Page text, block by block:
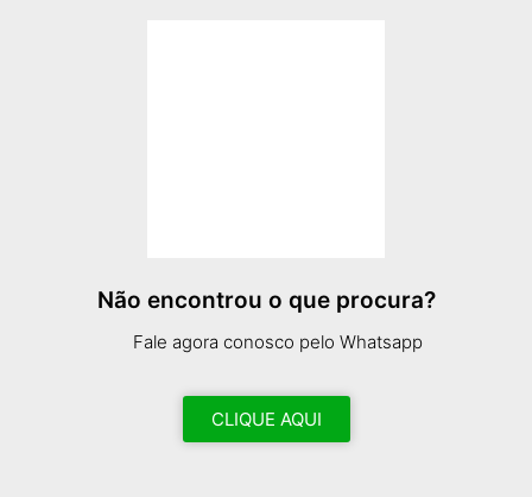
Não encontrou o que procura?
Fale agora conosco pelo Whatsapp
CLIQUE AQUI